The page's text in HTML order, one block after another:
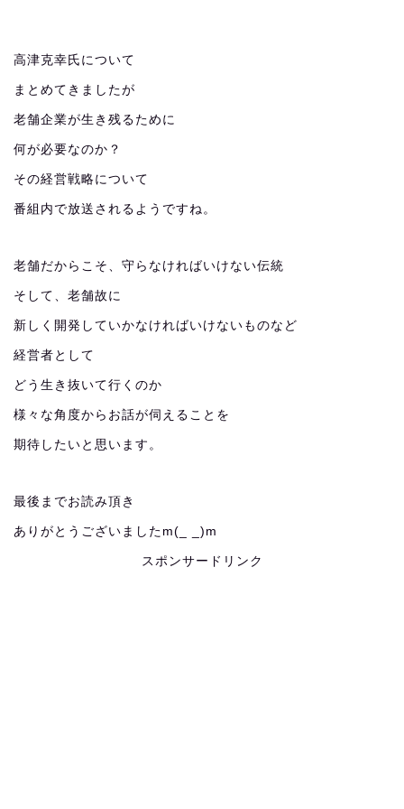
高津克幸氏について
まとめてきましたが
老舗企業が生き残るために
何が必要なのか？
その経営戦略について
番組内で放送されるようですね。
老舗だからこそ、守らなければいけない伝統
そして、老舗故に
新しく開発していかなければいけないものなど
経営者として
どう生き抜いて行くのか
様々な角度からお話が伺えることを
期待したいと思います。
最後までお読み頂き
ありがとうございましたm(_ _)m
スポンサードリンク